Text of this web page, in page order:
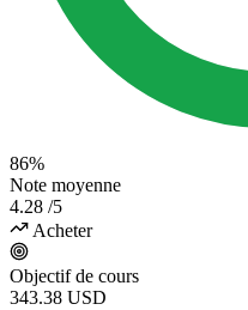
86%
Note moyenne
4.28 /5
Acheter
Objectif de cours
343.38 USD